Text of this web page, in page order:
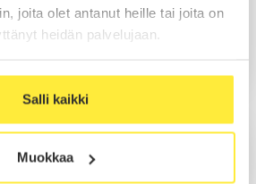
joita olet antanut heille tai joita on
heidän palvelujaan.
Salli kaikki
Muokkaa